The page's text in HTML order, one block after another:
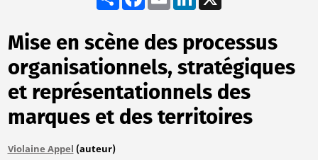
Mise en scène des processus
organisationnels, stratégiques
et représentationnels des
marques et des territoires
Violaine Appel (auteur)